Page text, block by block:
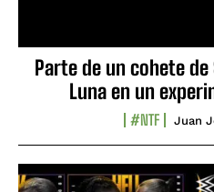
Parte de un cohete
Luna en un
#NTF Juan